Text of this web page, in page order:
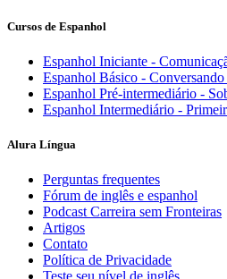
Cursos de Espanhol
Espanhol Iniciante -
Espanhol Básico -
Espanhol Pré-intermediário -
Espanhol Intermediário -
Alura Língua
Perguntas frequentes
Fórum de inglês e espanhol
Podcast Carreira sem Fronteiras
Artigos
Contato
Política de Privacidade